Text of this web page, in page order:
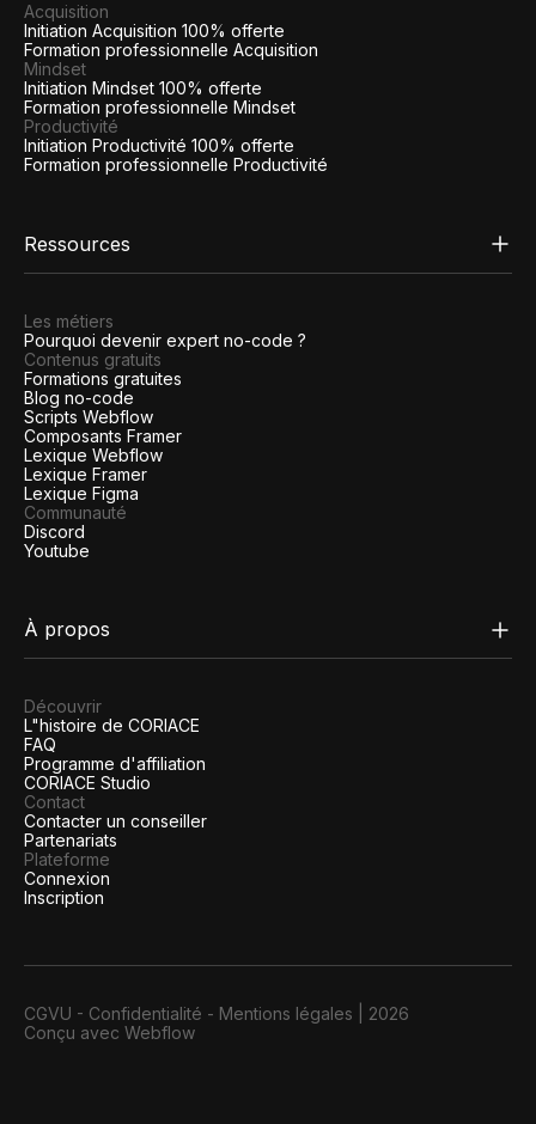
Acquisition
Initiation Acquisition 100% offerte
Formation professionnelle Acquisition
Mindset
Initiation Mindset 100% offerte
Formation professionnelle Mindset
Productivité
Initiation Productivité 100% offerte
Formation professionnelle Productivité
Ressources
Les métiers
Pourquoi devenir expert no-code ?
Contenus gratuits
Formations gratuites
Blog no-code
Scripts Webflow
Composants Framer
Lexique Webflow
Lexique Framer
Lexique Figma
Communauté
Discord
Youtube
À propos
Découvrir
L"histoire de CORIACE
FAQ
Programme d'affiliation
CORIACE Studio
Contact
Contacter un conseiller
Partenariats
Plateforme
Connexion
Inscription
CGVU - Confidentialité - Mentions légales
2026
Conçu avec Webflow